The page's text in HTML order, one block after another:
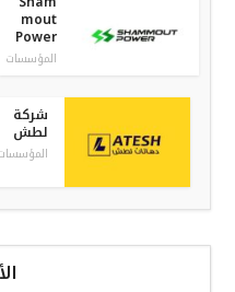
المؤسسات
mout
Power
شركة
لطش